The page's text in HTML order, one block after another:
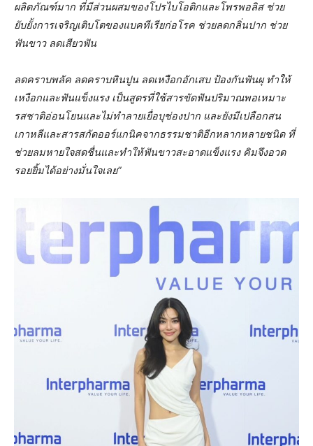
ผลิตภัณฑ์มาก ที่มีส่วนผสมของโปรไบโอติกและโพรพอลิส ช่วย
ยับยั้งการเจริญเติบโตของแบคทีเรียก่อโรค ช่วยลดกลิ่นปาก ช่วย
ฟันขาว ลดเสียวฟัน
ลดคราบพลัค ลดคราบหินปูน ลดเหงือกอักเสบ ป้องกันฟันผุ ทำให้
เหงือกและฟันแข็งแรง เป็นสูตรที่ใช้สารขัดฟันปริมาณพอเหมาะ
รสชาติอ่อนโยนและไม่ทำลายเยื่อบุช่องปาก และยังมีเปลือกสน
เกาหลีและสารสกัดออร์แกนิคจากธรรมชาติอีกหลากหลายชนิด ที่
ช่วยลมหายใจสดชื่นและทำให้ฟันขาวสะอาดแข็งแรง คิมจึงอวด
รอยยิ้มได้อย่างมั่นใจเลย”